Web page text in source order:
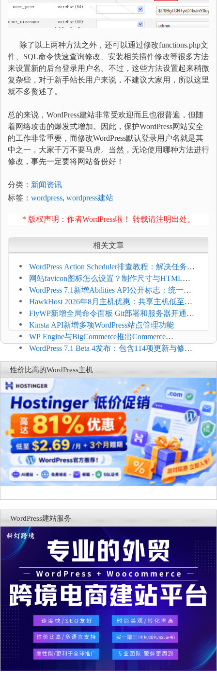
除了以上两种方法之外，还可以通过修改functions.php文
件、SQL命令快速查询修改、安装相关插件修改等很多方法
来设置新的后台登录用户名。不过，这些方法设置起来稍微
复杂些，对于新手站长用户来说，不建议大家用，所以这里
就不多赘述了。
总的来说，WordPress建站非常受欢迎而且也很普遍，但随
着网络攻击的爆发式增加。因此，保护WordPress网站安全
的工作非常重要，而修改WordPress默认登录用户名就是其
中之一，大家千万不要马虎。当然，无论使用哪种方法进行
修改，事先一定要将网站备份好！
分类： 新闻资讯
标签： wordpress, wordpress建站
* 版权声明：作者WordPress啦！ 转载请注明出处。
相关文章
WordPress Action Scheduler排查教程：解决任务积
压和订单延迟
网站favicon图标怎么设置？制作尺寸与HTML添
加方法
WordPress 7.1新增Abilities API公开标志：统一支
持REST API、MCP与AI代理
HawkHost 2026年8月主机优惠：共享主机低至
$2.61/月，高性能主机同步折扣
FlyWP新增全局命令面板 Git部署和服务器开通更
方便
Kinsta API新增多项WordPress站点管理功能
WP Engine与BigCommerce推出Commerce
Connect：WordPress商店可保留前台体验并扩展电
商能力
WordPress 7.1 Beta 4发布：包含114项更新与修
复，仅建议在测试环境体验
性价比高的WordPress主机
WordPress建站服务